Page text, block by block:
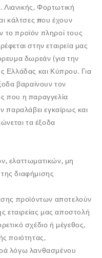
Φορτωτική
κάλτσες που έχουν
το προϊόν πληροί τους
στην εταιρεία μας
δωρεάν (για την
Ελλάδας και Κύπρου. Για
βαραίνουν τον
που η παραγγελία
παραλάβει εγκαίρως και
τα έξοδα
ελαττωματικών, μη
διαφήμισης
προϊόντων αποτελούν
εταιρείας μας αποστολή
σχέδιο ή μέγεθος,
ποιότητας,
λόγω λανθασμένου